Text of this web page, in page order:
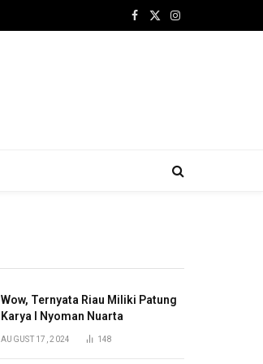
Facebook
X
Instagram
Wow, Ternyata Riau Miliki Patung
Karya I Nyoman Nuarta
AUGUST 17, 2024 148